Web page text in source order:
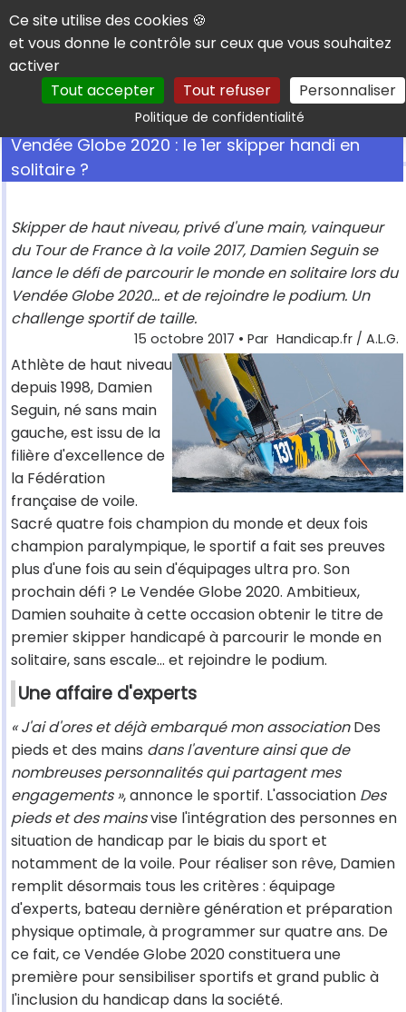
Panneau de gestion des cookies
Ce site utilise des cookies 🍪
et vous donne le contrôle sur ceux que vous souhaitez
activer
Tout accepter
Tout refuser Personnaliser
Politique de confidentialitéRechercher
Vendée Globe 2020 : le 1er skipper handi en
solitaire ?
Skipper de haut niveau, privé d'une main, vainqueur
du Tour de France à la voile 2017, Damien Seguin se
lance le défi de parcourir le monde en solitaire lors du
Vendée Globe 2020... et de rejoindre le podium. Un
challenge sportif de taille.
15 octobre 2017 • Par Handicap.fr / A.L.G.
Athlète de haut niveau
depuis 1998, Damien
Seguin, né sans main
gauche, est issu de la
filière d'excellence de
la Fédération
française de voile.
Sacré quatre fois champion du monde et deux fois
champion paralympique, le sportif a fait ses preuves
plus d'une fois au sein d'équipages ultra pro. Son
prochain défi ? Le Vendée Globe 2020. Ambitieux,
Damien souhaite à cette occasion obtenir le titre de
premier skipper handicapé à parcourir le monde en
solitaire, sans escale… et rejoindre le podium.
Une affaire d'experts
« J'ai d'ores et déjà embarqué mon associationDes
pieds et des mains dans l'aventure ainsi que de
nombreuses personnalités qui partagent mes
engagements », annonce le sportif. L'association Des
pieds et des mainsvise l'intégration des personnes en
situation de handicap par le biais du sport et
notamment de la voile. Pour réaliser son rêve, Damien
remplit désormais tous les critères : équipage
d'experts, bateau dernière génération et préparation
physique optimale, à programmer sur quatre ans. De
ce fait, ce Vendée Globe 2020 constituera une
première pour sensibiliser sportifs et grand public à
l'inclusion du handicap dans la société.